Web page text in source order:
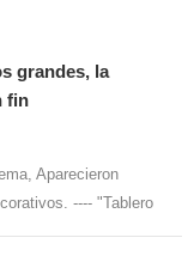
grandes, la
fin
Aparecieron
---- "Tablero
Requisitos de